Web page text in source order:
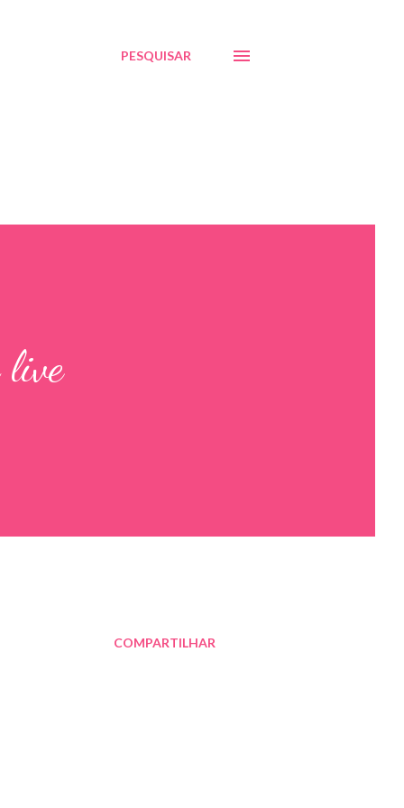
PESQUISAR
live
COMPARTILHAR